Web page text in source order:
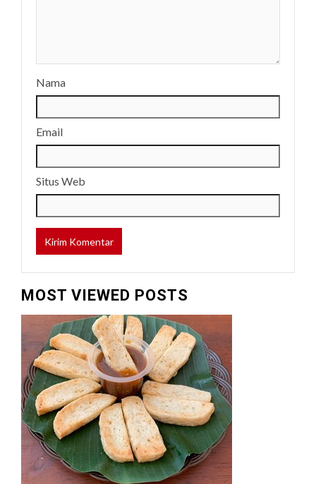
Nama
Email
Situs Web
MOST VIEWED POSTS